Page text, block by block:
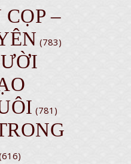
–
(783)
(781)